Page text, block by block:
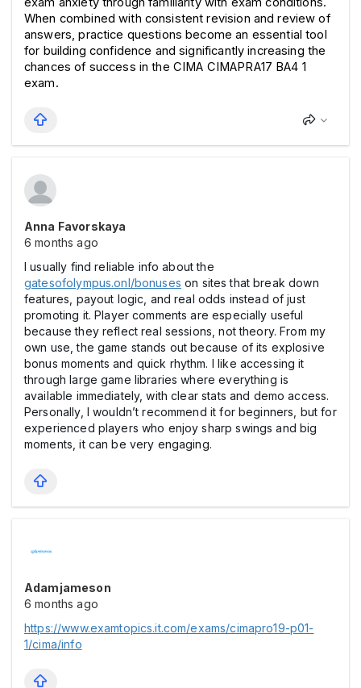
When combined with consistent revision and review of
answers, practice questions become an essential tool
for building confidence and significantly increasing the
chances of success in the CIMA CIMAPRA17 BA4 1
exam.
Anna Favorskaya
6 months ago
I usually find reliable info about the
gatesofolympus.onl/bonuses on sites that break down
features, payout logic, and real odds instead of just
promoting it. Player comments are especially useful
because they reflect real sessions, not theory. From my
own use, the game stands out because of its explosive
bonus moments and quick rhythm. I like accessing it
through large game libraries where everything is
available immediately, with clear stats and demo access.
Personally, I wouldn’t recommend it for beginners, but for
experienced players who enjoy sharp swings and big
moments, it can be very engaging.
Adamjameson
6 months ago
https://www.examtopics.it.com/exams/cimapro19-p01-
1/cima/info